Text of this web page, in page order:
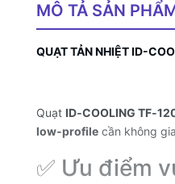
MÔ TẢ SẢN
QUẠT TẢN NHIỆT ID-
Quạt ID‑COOLING
low‑profile cần không
✅ Ưu điểm